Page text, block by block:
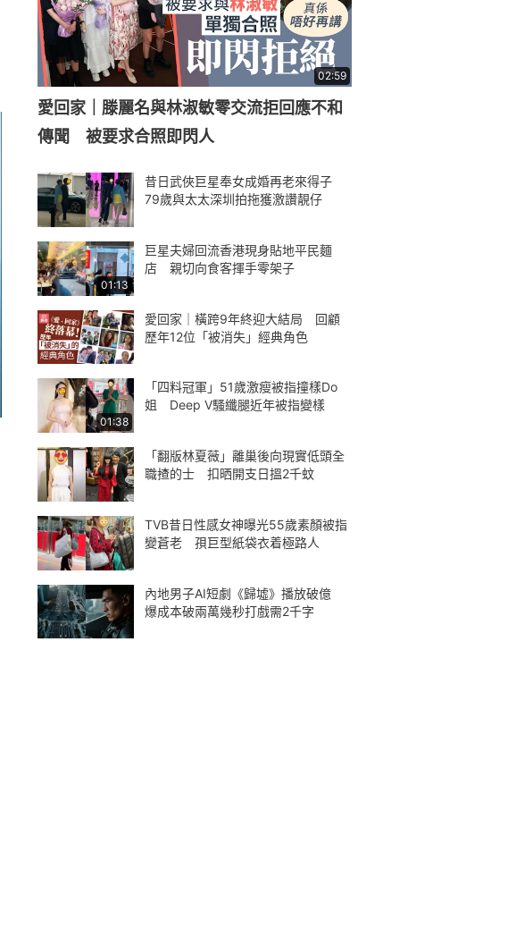
02:59
愛回家｜滕麗名與林淑敏零交流拒回應不和
傳聞 被要求合照即閃人
昔日武俠巨星奉女成婚再老來得子
79歲與太太深圳拍拖獲激讚靚仔
01:13
巨星夫婦回流香港現身貼地平民麵
店 親切向食客揮手零架子
愛回家｜橫跨9年終迎大結局 回顧
歷年12位「被消失」經典角色
01:38
「四料冠軍」51歲激瘦被指撞樣Do
姐 Deep V騷纖腿近年被指變樣
「翻版林夏薇」離巢後向現實低頭全
職揸的士 扣晒開支日搵2千蚊
TVB昔日性感女神曝光55歲素顏被指
變蒼老 孭巨型紙袋衣着極路人
內地男子AI短劇《歸墟》播放破億
爆成本破兩萬幾秒打戲需2千字